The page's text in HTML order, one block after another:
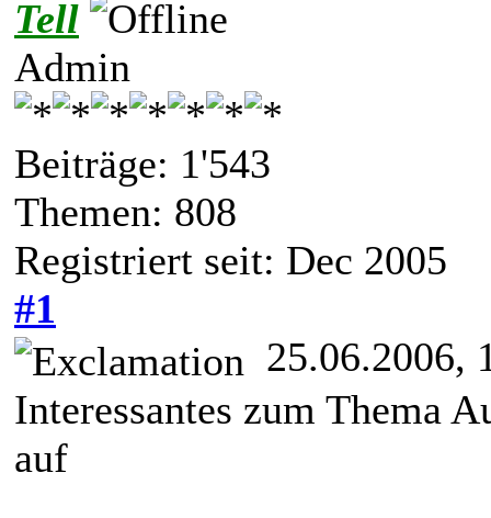
Tell
Admin
Beiträge: 1'543
Themen: 808
Registriert seit: Dec 2005
#1
25.06.2006,
Interessantes zum Thema
auf